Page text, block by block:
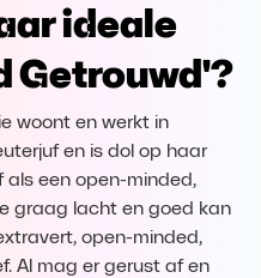
Download
Download
ideale
Getrouwd'?
woont en werkt in
en is dol op haar
als een open-minded,
graag lacht en goed kan
open-minded,
Al mag er gerust af en